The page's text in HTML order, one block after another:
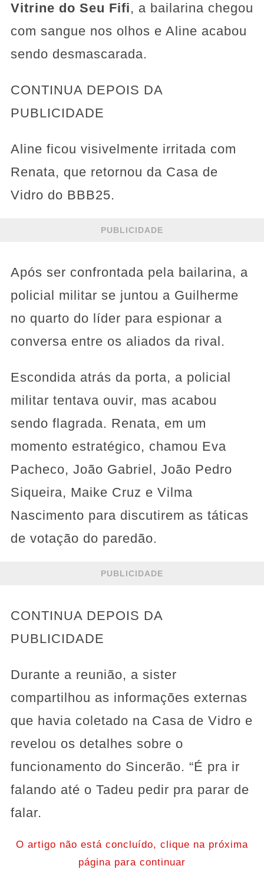
Vitrine do Seu Fifi, a bailarina chegou
com sangue nos olhos e Aline acabou
sendo desmascarada.
CONTINUA DEPOIS DA
PUBLICIDADE
Aline ficou visivelmente irritada com
Renata, que retornou da Casa de
Vidro do BBB25.
PUBLICIDADE
Após ser confrontada pela bailarina, a
policial militar se juntou a Guilherme
no quarto do líder para espionar a
conversa entre os aliados da rival.
Escondida atrás da porta, a policial
militar tentava ouvir, mas acabou
sendo flagrada. Renata, em um
momento estratégico, chamou Eva
Pacheco, João Gabriel, João Pedro
Siqueira, Maike Cruz e Vilma
Nascimento para discutirem as táticas
de votação do paredão.
PUBLICIDADE
CONTINUA DEPOIS DA
PUBLICIDADE
Durante a reunião, a sister
compartilhou as informações externas
que havia coletado na Casa de Vidro e
revelou os detalhes sobre o
funcionamento do Sincerão. “É pra ir
falando até o Tadeu pedir pra parar de
falar.
O artigo não está concluído, clique na próxima
página para continuar